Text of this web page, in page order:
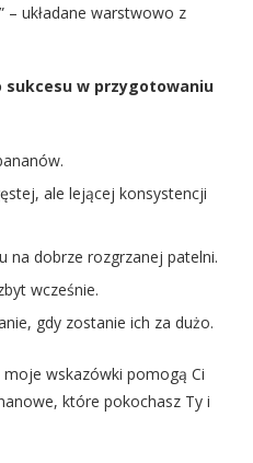
– układane warstwowo z
sukcesu w przygotowaniu
ale lejącej konsystencji
na dobrze rozgrzanej patelni.
wcześnie.
gdy zostanie ich za dużo.
wskazówki pomogą Ci
które pokochasz Ty i